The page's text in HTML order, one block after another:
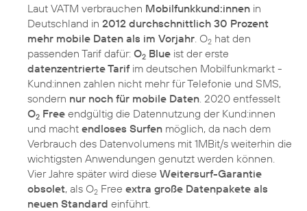
Laut VATM verbrauchen Mobilfunkkund:innen in
Deutschland in 2012 durchschnittlich 30 Prozent
mehr mobile Daten als im Vorjahr . O2 hat den
passenden Tarif dafür: O2 Blue ist der erste
datenzentrierte Tarif im deutschen Mobilfunkmarkt -
Kund:innen zahlen nicht mehr für Telefonie und SMS,
sondern nur noch für mobile Daten . 2020 entfesselt
O2 Free endgültig die Datennutzung der Kund:innen
und macht endloses Surfen möglich, da nach dem
Verbrauch des Datenvolumens mit 1MBit/s weiterhin die
wichtigsten Anwendungen genutzt werden können.
Vier Jahre später wird diese Weitersurf-Garantie
obsolet, als O2 Free extra große Datenpakete als
neuen Standard einführt.